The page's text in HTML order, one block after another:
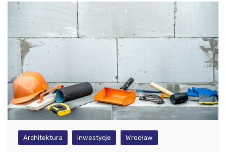
Architektura inwestycje Wrocław